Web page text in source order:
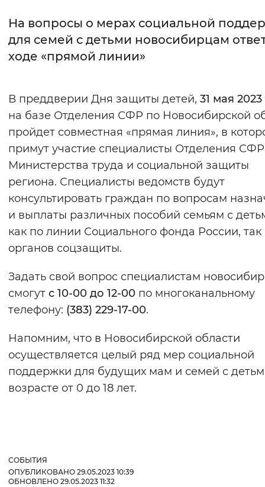
С засечками
Цвет сайта
Инверсивный
Синий фон
Изображения
Включены Выключены
Звуковой ассистент
Воспроизвести Остановить
На вопросы о мерах социальной
для семей с детьми новосибирцам
ходе «прямой линии»
В преддверии Дня защиты детей, 31 мая
на базе Отделения СФР по Новосибирской
пройдет совместная «прямая линия», в
примут участие специалисты Отделения
Министерства труда и социальной защиты
региона. Специалисты ведомств будут
консультировать граждан по вопросам
и выплаты различных пособий семьям с
как по линии Социального фонда России, так
органов соцзащиты.
Задать свой вопрос специалистам
смогут с 10-00 до 12-00 по многоканальному
телефону: (383) 229-17-00.
Напомним, что в Новосибирской области
осуществляется целый ряд мер социальной
поддержки для будущих мам и семей с
возрасте от 0 до 18 лет.
СОБЫТИЯ
ОПУБЛИКОВАНО 29.05.2023 10:39
ОБНОВЛЕНО 29.05.2023 11:32